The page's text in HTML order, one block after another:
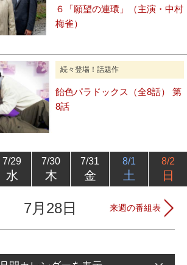
６「願望の連環」（主演・中村
梅雀）
続々登場！話題作
飴色パラドックス（全8話） 第
8話
7/29
水
7/30
木
7/31
金
8/1
土
8/2
日
7月28日 来週の番組表